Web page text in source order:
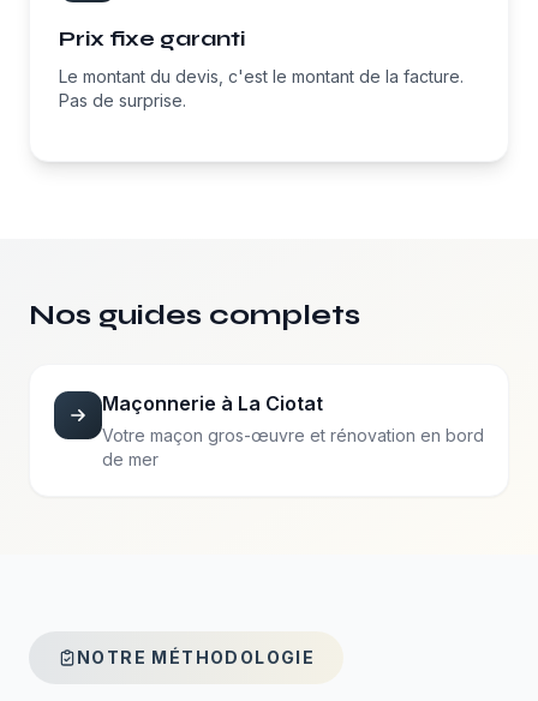
Prix fixe garanti
Le montant du devis, c'est le montant de la facture.
Pas de surprise.
Nos guides complets
Maçonnerie à La Ciotat
Votre maçon gros-œuvre et rénovation en bord
de mer
NOTRE MÉTHODOLOGIE